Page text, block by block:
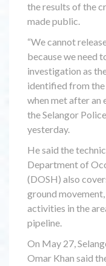
the results of the
made public.
“We cannot
because we need
investigation as
identified from the
when met after an
the Selangor
yesterday.
He said the
Department of
(DOSH) also
ground
activities in the
pipeline.
On May 27,
Omar Khan said